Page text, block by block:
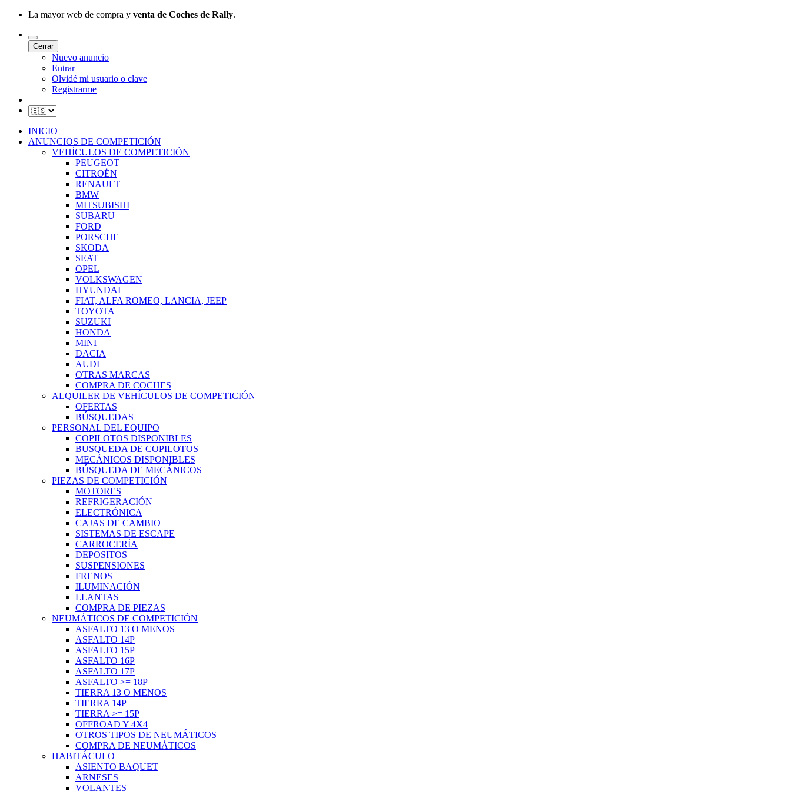
La mayor web de compra y venta de Coches de Rally.
Cerrar
Nuevo anuncio
Entrar
Olvidé mi usuario o clave
Registrarme
INICIO
ANUNCIOS DE COMPETICIÓN
VEHÍCULOS DE COMPETICIÓN
PEUGEOT
CITROËN
RENAULT
BMW
MITSUBISHI
SUBARU
FORD
PORSCHE
SKODA
SEAT
OPEL
VOLKSWAGEN
HYUNDAI
FIAT, ALFA ROMEO, LANCIA, JEEP
TOYOTA
SUZUKI
HONDA
MINI
DACIA
AUDI
OTRAS MARCAS
COMPRA DE COCHES
ALQUILER DE VEHÍCULOS DE COMPETICIÓN
OFERTAS
BÚSQUEDAS
PERSONAL DEL EQUIPO
COPILOTOS DISPONIBLES
BUSQUEDA DE COPILOTOS
MECÁNICOS DISPONIBLES
BÚSQUEDA DE MECÁNICOS
PIEZAS DE COMPETICIÓN
MOTORES
REFRIGERACIÓN
ELECTRÓNICA
CAJAS DE CAMBIO
SISTEMAS DE ESCAPE
CARROCERÍA
DEPOSITOS
SUSPENSIONES
FRENOS
ILUMINACIÓN
LLANTAS
COMPRA DE PIEZAS
NEUMÁTICOS DE COMPETICIÓN
ASFALTO 13 O MENOS
ASFALTO 14P
ASFALTO 15P
ASFALTO 16P
ASFALTO 17P
ASFALTO >= 18P
TIERRA 13 O MENOS
TIERRA 14P
TIERRA >= 15P
OFFROAD Y 4X4
OTROS TIPOS DE NEUMÁTICOS
COMPRA DE NEUMÁTICOS
HABITÁCULO
ASIENTO BAQUET
ARNESES
VOLANTES